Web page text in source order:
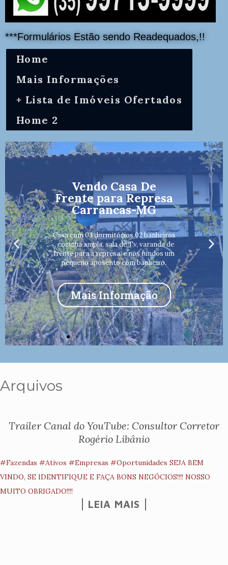
***Formulários Estão sendo Readequados,!!
Home
Mais Informações
+ Lista de Imóveis Ofertados
Home 2
Arquivos
Trailer Canal do YouTube: Consultor Corretor
Rogério Libânio
#Fazendas #Ativos #Empresas #Oportunidades SEJA BEM
VINDO, SE IDENTIFIQUE E FAÇA BONS NEGÓCIOS!!!! NOSSO
MUITO OBRIGADO!!!!
LEIA MAIS